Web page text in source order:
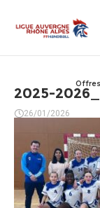
2025-
26/01/2026